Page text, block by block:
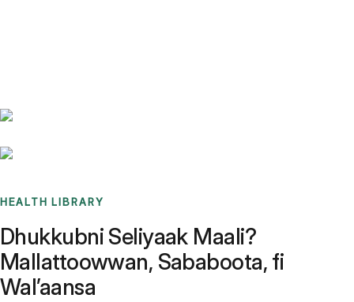
HEALTH LIBRARY
Dhukkubni Seliyaak Maali?
Mallattoowwan, Sababoota, fi
Walʼaansa